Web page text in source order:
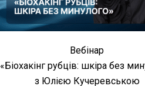
Вебінар
«Біохакінг рубців: шкіра без
з Юлією Кучеревською